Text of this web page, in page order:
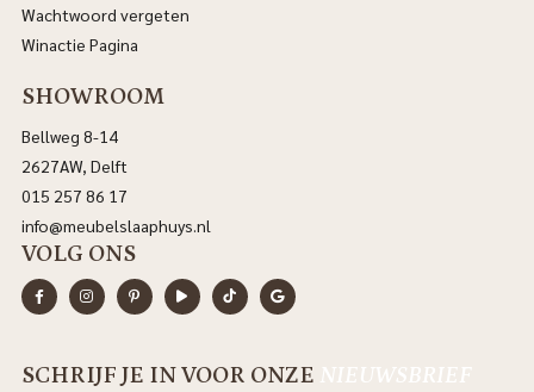
Wachtwoord vergeten
Winactie Pagina
SHOWROOM
Bellweg 8-14
2627AW, Delft
015 257 86 17
info@meubelslaaphuys.nl
VOLG ONS
SCHRIJF JE IN VOOR ONZE NIEUWSBRIEF